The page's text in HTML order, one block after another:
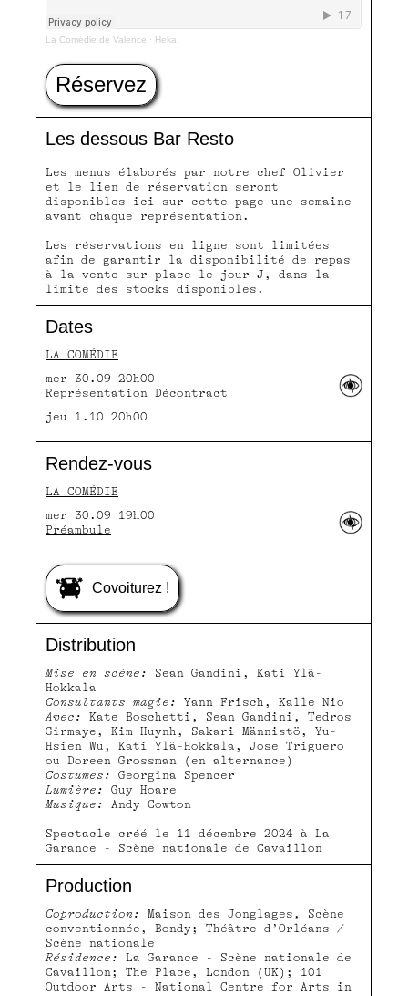
La Comédie de Valence · Heka
Distribution
Mise en scène:
Sean Gandini, Kati Ylä-
Hokkala
Consultants magie:
Yann Frisch, Kalle Nio
Avec:
Kate Boschetti, Sean Gandini, Tedros
Girmaye, Kim Huynh, Sakari Männistö, Yu-
Hsien Wu, Kati Ylä-Hokkala, Jose Triguero
ou Doreen Grossman (en alternance)
Costumes:
Georgina Spencer
Lumière:
Guy Hoare
Musique:
Andy Cowton
Spectacle créé le 11 décembre 2024 à La
Garance - Scène nationale de Cavaillon
Production
Coproduction:
Maison des Jonglages, Scène
conventionnée, Bondy; Théâtre d’Orléans /
Scène nationale
Résidence:
La Garance - Scène nationale de
Cavaillon; The Place, London (UK); 101
Outdoor Arts - National Centre for Arts in
Réservez
Les dessous Bar Resto
Les menus élaborés par notre chef Olivier
et le lien de réservation seront
disponibles ici sur cette page une semaine
avant chaque représentation.
Les réservations en ligne sont limitées
afin de garantir la disponibilité de repas
à la vente sur place le jour J, dans la
limite des stocks disponibles.
Dates
LA COMÉDIE
mer 30.09 20h00
Représentation Décontract
jeu 1.10 20h00
Rendez-vous
LA COMÉDIE
mer 30.09 19h00
Préambule
Covoiturez !